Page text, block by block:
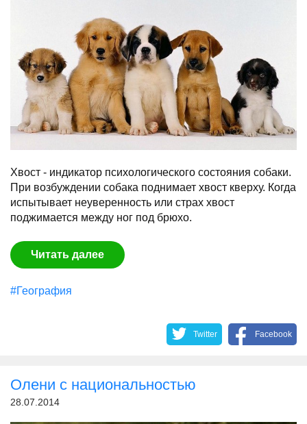
Хвост - индикатор психологического состояния собаки.
При возбуждении собака поднимает хвост кверху. Когда
испытывает неуверенность или страх хвост
поджимается между ног под брюхо.
Читать далее
#География
Twitter Facebook
Олени с национальностью
28.07.2014